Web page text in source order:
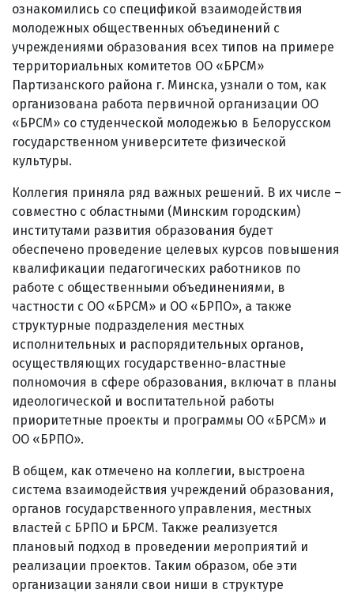
ознакомились со спецификой взаимодействия
молодежных общественных объединений с
учреждениями образования всех типов на примере
территориальных комитетов ОО «БРСМ»
Партизанского района г. Минска, узнали о том, как
организована работа первичной организации ОО
«БРСМ» со студенческой молодежью в Белорусском
государственном университете физической
культуры.
Коллегия приняла ряд важных решений. В их числе –
совместно с областными (Минским городским)
институтами развития образования будет
обеспечено проведение целевых курсов повышения
квалификации педагогических работников по
работе с общественными объединениями, в
частности с ОО «БРСМ» и ОО «БРПО», а также
структурные подразделения местных
исполнительных и распорядительных органов,
осуществляющих государственно-властные
полномочия в сфере образования, включат в планы
идеологической и воспитательной работы
приоритетные проекты и программы ОО «БРСМ» и
ОО «БРПО».
В общем, как отмечено на коллегии, выстроена
система взаимодействия учреждений образования,
органов государственного управления, местных
властей с БРПО и БРСМ. Также реализуется
плановый подход в проведении мероприятий и
реализации проектов. Таким образом, обе эти
организации заняли свои ниши в структуре